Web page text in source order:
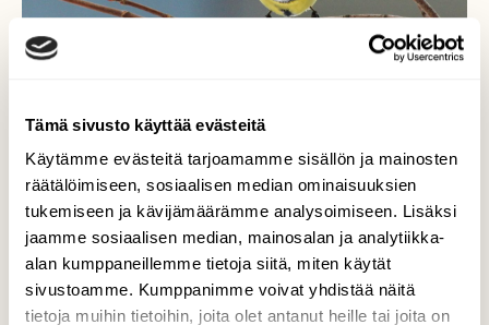
Tämä sivusto käyttää evästeitä
Käytämme evästeitä tarjoamamme sisällön ja mainosten
räätälöimiseen, sosiaalisen median ominaisuuksien
tukemiseen ja kävijämäärämme analysoimiseen. Lisäksi
jaamme sosiaalisen median, mainosalan ja analytiikka-
alan kumppaneillemme tietoja siitä, miten käytät
sivustoamme. Kumppanimme voivat yhdistää näitä
tietoja muihin tietoihin, joita olet antanut heille tai joita on
Kevään tarkkailua